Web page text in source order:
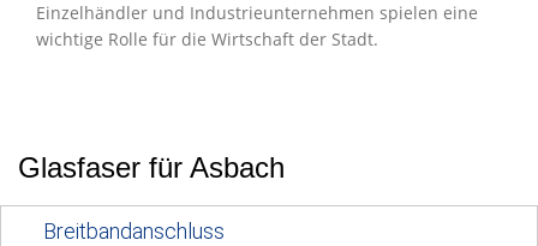
Einzelhändler und Industrieunternehmen spielen eine
wichtige Rolle für die Wirtschaft der Stadt.
Glasfaser für Asbach
Breitbandanschluss